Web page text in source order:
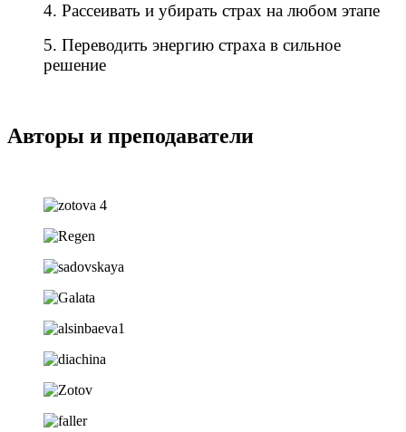
4. Рассеивать и убирать страх на любом этапе
5. Переводить энергию страха в сильное
решение
Авторы и преподаватели